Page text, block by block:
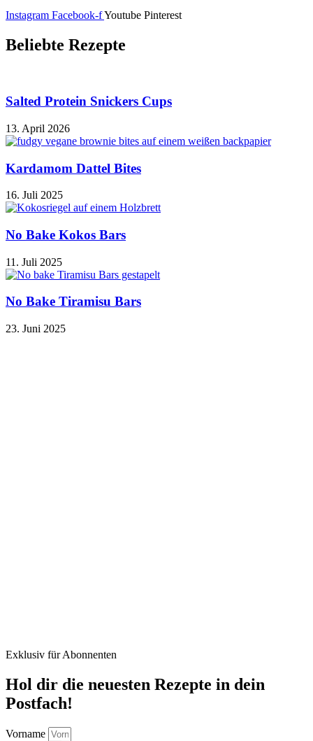
Instagram Facebook-fYoutube Pinterest
Beliebte Rezepte
Salted Protein Snickers Cups
13. April 2026
Kardamom Dattel Bites
16. Juli 2025
No Bake Kokos Bars
11. Juli 2025
No Bake Tiramisu Bars
23. Juni 2025
Exklusiv für Abonnenten
Hol dir die neuesten Rezepte in dein
Postfach!
Vorname